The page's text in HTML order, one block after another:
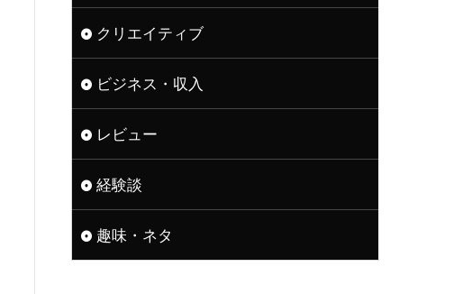
クリエイティブ
ビジネス・収入
レビュー
経験談
趣味・ネタ